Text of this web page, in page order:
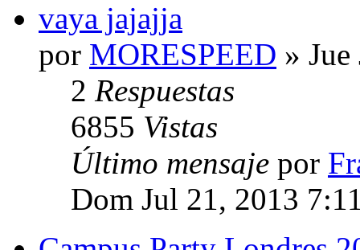
vaya jajajja
por MORESPEED »
2 Respuestas
6855 Vistas
Último mensaje por
Dom Jul 21, 2013